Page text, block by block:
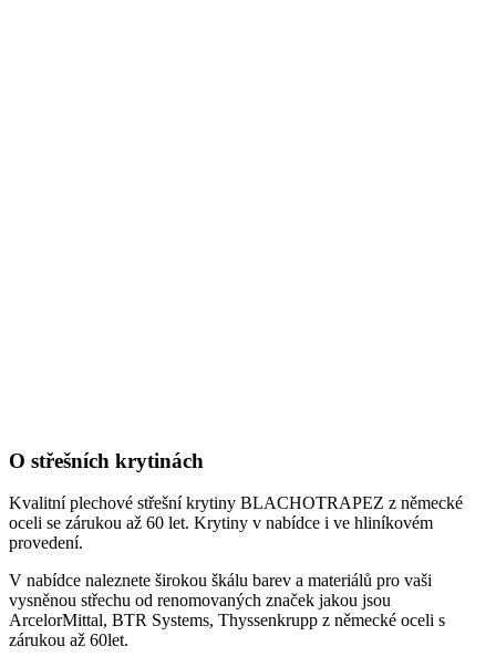
O střešních krytinách
Kvalitní plechové střešní krytiny BLACHOTRAPEZ z německé
oceli se zárukou až 60 let. Krytiny v nabídce i ve hliníkovém
provedení.
V nabídce naleznete širokou škálu barev a materiálů pro vaši
vysněnou střechu od renomovaných značek jakou jsou
ArcelorMittal, BTR Systems, Thyssenkrupp z německé oceli s
zárukou až 60let.